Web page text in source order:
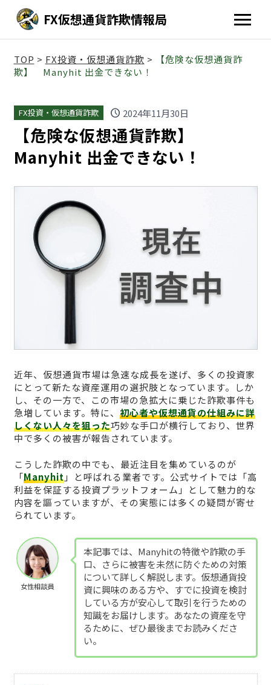
FX仮想通貨詐欺情報局
TOP > FX投資・仮想通貨詐欺 >
【危険な仮想通貨詐
欺】 Manyhit 出金できない！
FX投資・仮想通貨詐欺 schedule 2024年11月30日
【危険な仮想通貨詐欺】
Manyhit 出金できない！
近年、仮想通貨市場は急速な成長を遂げ、多くの投資家
にとって新たな資産運用の選択肢となっています。しか
し、その一方で、この市場の急拡大に乗じた詐欺事件も
急増しています。特に、 初心者や仮想通貨の仕組みに詳
しくない人々を狙った巧妙な手口が横行しており、世界
中で多くの被害が報告されています。
こうした詐欺の中でも、最近注目を集めているのが
「Manyhit」と呼ばれる業者です。公式サイトでは「高
利益を保証する投資プラットフォーム」として魅力的な
内容を謳っていますが、その実態には多くの疑問が寄せ
られています。
女性相談員
本記事では、Manyhitの特徴や詐欺の手
口、さらに被害を未然に防ぐための対策
について詳しく解説します。仮想通貨投
資に興味のある方や、すでに投資を検討
している方が安心して取引を行うための
知識をお届けします。あなたの資産を守
るために、ぜひ最後までお読みくださ
い。